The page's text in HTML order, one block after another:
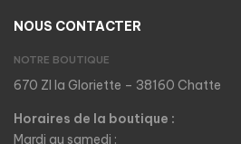
NOUS CONTACTER
NOTRE BOUTIQUE
670 ZI la Gloriette – 38160 Chatte
Horaires de la boutique :
Mardi au samedi :